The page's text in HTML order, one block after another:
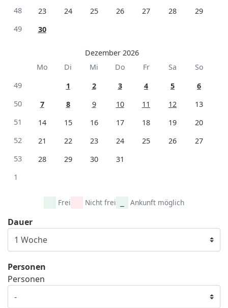
48
23 24 25 26 27 28
29
49
30
Dezember 2026
Mo
Di Mi Do Fr Sa
So
49
1 2 3 4 5
6
50
7 8 9 10 11 12
13
51
14 15 16 17 18 19
20
52
21 22 23 24 25 26
27
53
28 29 30
31
1
Frei Nicht frei Ankunft möglich
Dauer
Personen
Personen